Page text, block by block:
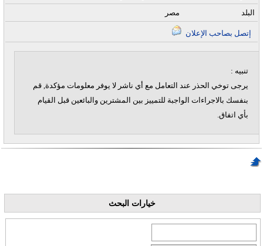
مصر
البلد
تنبيه :
يرجى توخي الحذر عند التعامل مع أي ناشر لا يوفر معلومات مؤكدة, قم
بنفسك بالاجراءات الواجبة للتمييز بين المشترين والبائعين قبل القيام
بأي اتفاق.
خيارات البحث